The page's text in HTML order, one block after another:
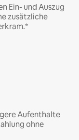
Ein- und Auszug
zusätzliche
Aufenthalte
ohne